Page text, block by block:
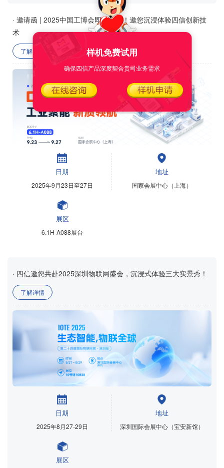
· 邀请函 | 2025中国工博会即将启幕！邀您沉浸体验四信创新技
术
了解详情
日期
2025年9月23日至27日
地址
国家会展中心（上海）
展区
6.1H-A088展台
· 四信邀您共赴2025深圳物联网盛会，沉浸式体验三大实景秀！
了解详情
日期
2025年8月27-29日
地址
深圳国际会展中心（宝安新馆）
展区
样机免费试用
确保四信产品深度契合贵司业务需求